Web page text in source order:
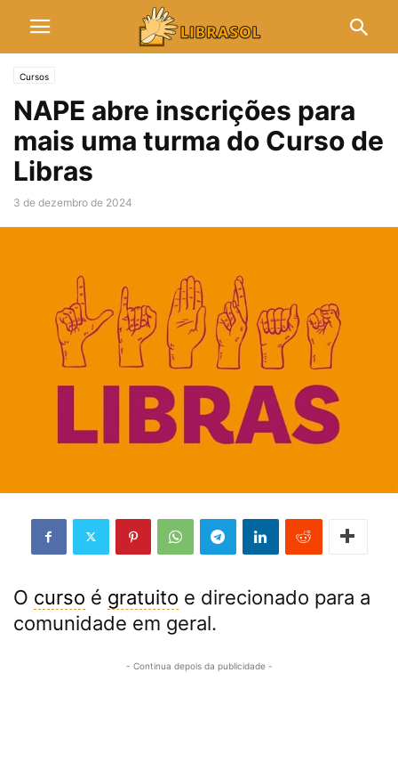
Cursos
NAPE abre inscrições para
mais uma turma do Curso de
Libras
3 de dezembro de 2024
O curso é gratuito e direcionado para a
comunidade em geral.
- Continua depois da publicidade -